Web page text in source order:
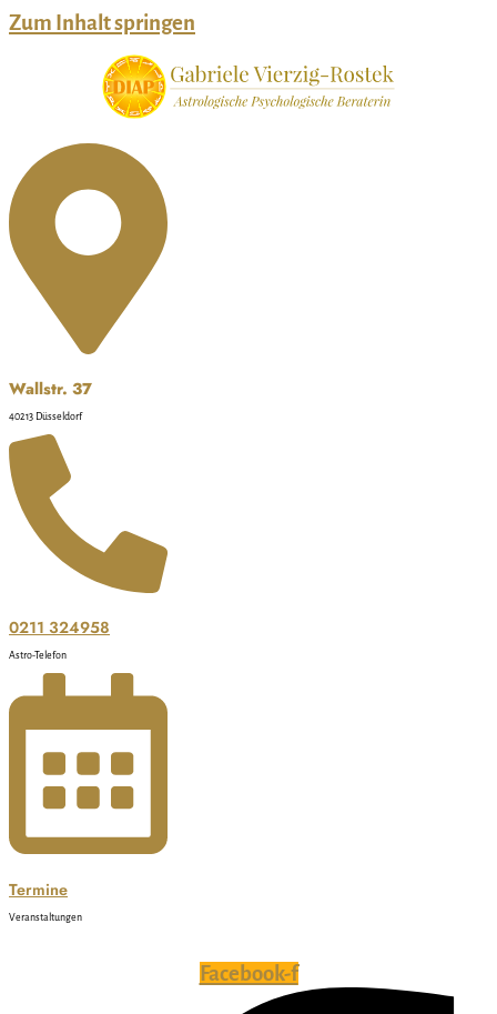
Zum Inhalt springen
Wallstr. 37
40213 Düsseldorf
0211 324958
Astro-Telefon
Termine
Veranstaltungen
Facebook-f